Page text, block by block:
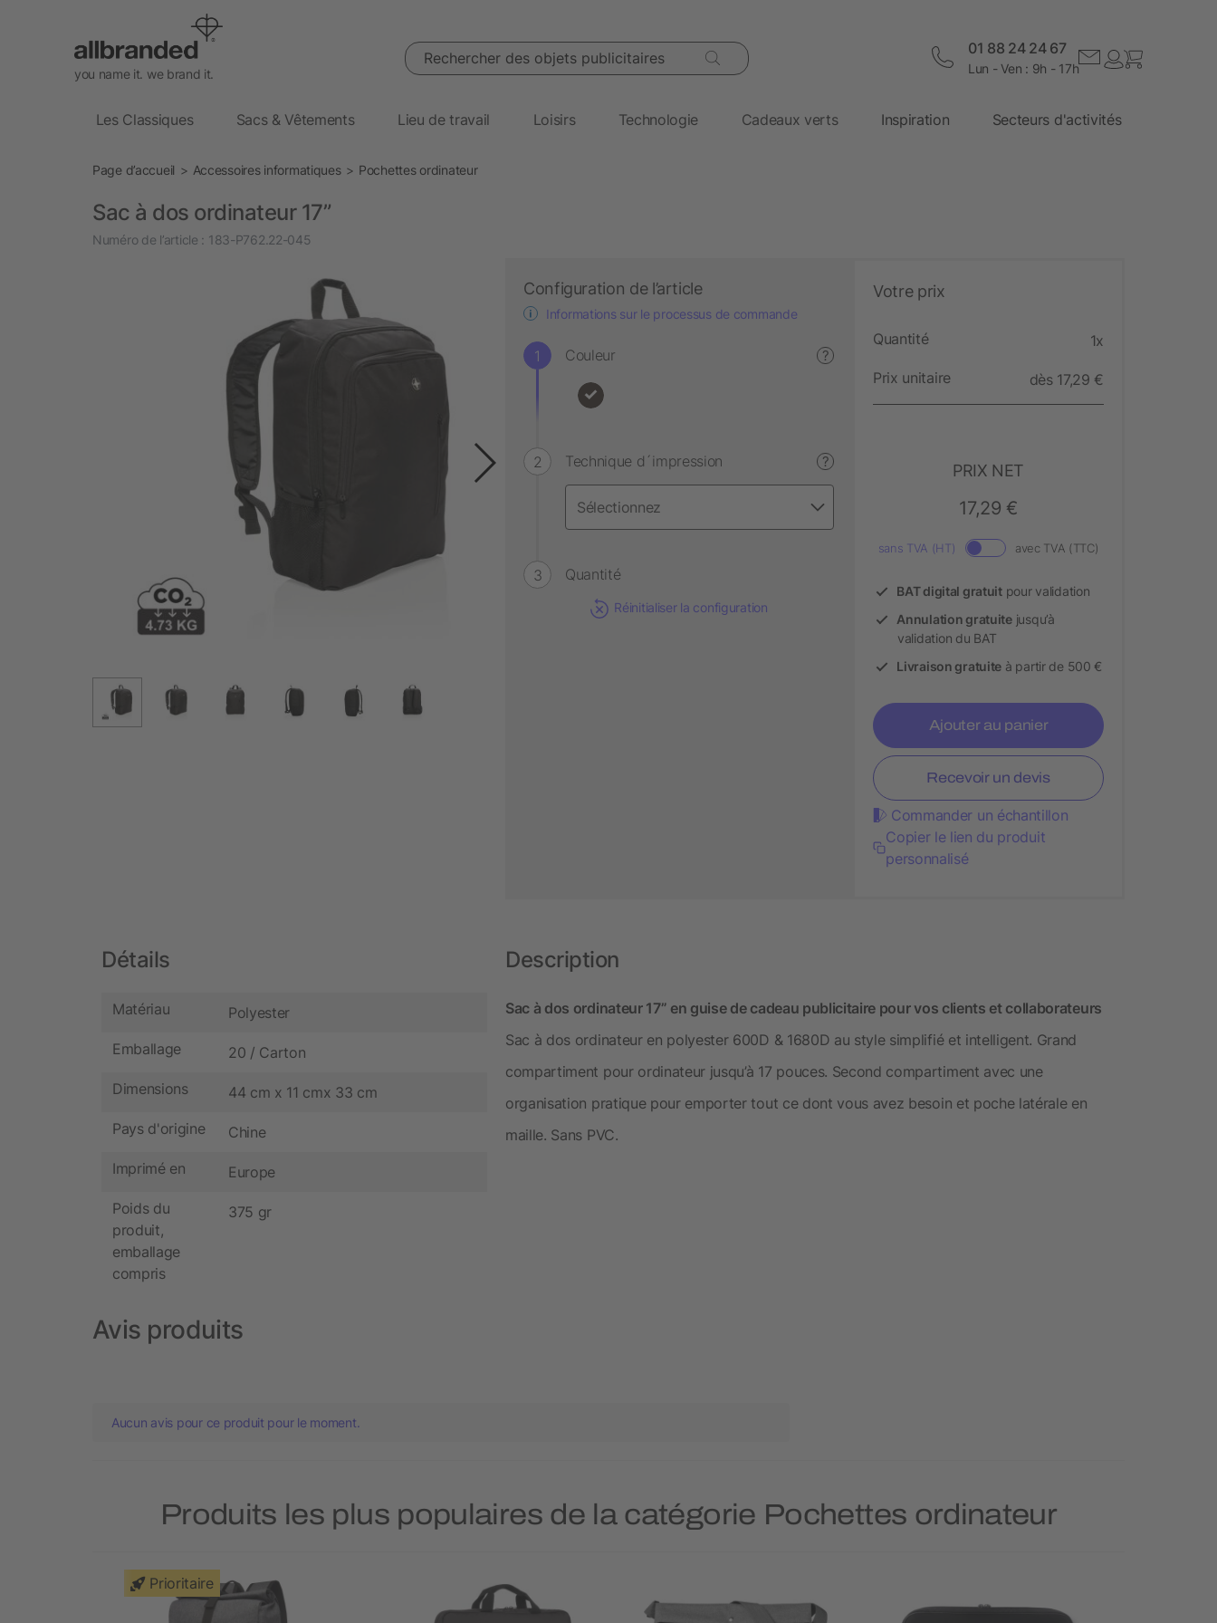
you name it. we brand it.
Rechercher des objets publicitaires 01 88 24 24 67
Lun - Ven : 9h - 17h
Les Classiques Sacs & Vêtements Lieu de travail Loisirs Technologie Cadeaux verts Inspiration Secteurs d'activités
Page d’accueil Accessoires informatiques Pochettes ordinateur
Sac à dos ordinateur 17”
Numéro de l’article : 183-P762.22-045
Configuration de l’article
Informations sur le processus de commande
Couleur ?
Technique d´impression ?
Quantité
Réinitialiser la configuration
Votre prix
Quantité 1x
Prix unitaire dès 17,29 €
PRIX NET
17,29 €
sans TVA (HT) avec TVA (TTC)
BAT digital gratuitpour validation
Annulation gratuitejusqu’à
validation du BAT
Livraison gratuite à partir de 500 €
Ajouter au panier
Recevoir un devis
Commander un échantillon
Copier le lien du produit
personnalisé
Détails
Matériau Polyester
Emballage 20 / Carton
Dimensions 44 cm x 11 cmx 33 cm
Pays d'origine Chine
Imprimé en Europe
Poids du
produit,
emballage
compris
375 gr
Description
Sac à dos ordinateur 17” en guise de cadeau publicitaire pour vos clients et collaborateurs
Sac à dos ordinateur en polyester 600D & 1680D au style simplifié et intelligent. Grand
compartiment pour ordinateur jusqu’à 17 pouces. Second compartiment avec une
organisation pratique pour emporter tout ce dont vous avez besoin et poche latérale en
maille. Sans PVC.
Avis produits
Aucun avis pour ce produit pour le moment.
Produits les plus populaires de la catégorie Pochettes ordinateur
Prioritaire